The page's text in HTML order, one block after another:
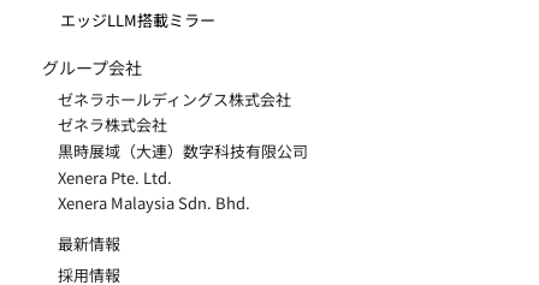
エッジLLM搭載ミラー
グループ会社
ゼネラホールディングス株式会社
ゼネラ株式会社
黒時展域（大連）数字科技有限公司
Xenera Pte. Ltd.
Xenera Malaysia Sdn. Bhd.
​最新情報
​採用情報